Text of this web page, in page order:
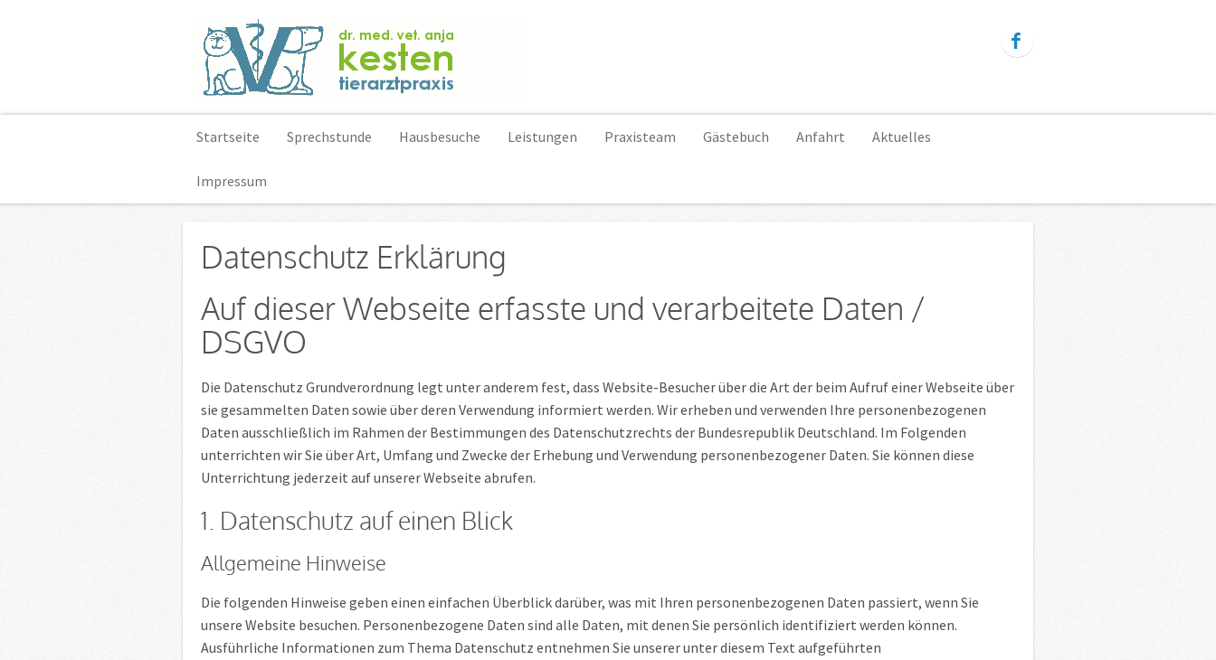
Startseite Sprechstunde Hausbesuche Leistungen Praxisteam Gästebuch Anfahrt Aktuelles
Impressum
Datenschutz Erklärung
Auf dieser Webseite erfasste und verarbeitete Daten /
DSGVO
Die Datenschutz Grundverordnung legt unter anderem fest, dass Website-Besucher über die Art der beim Aufruf einer Webseite über
sie gesammelten Daten sowie über deren Verwendung informiert werden. Wir erheben und verwenden Ihre personenbezogenen
Daten ausschließlich im Rahmen der Bestimmungen des Datenschutzrechts der Bundesrepublik Deutschland. Im Folgenden
unterrichten wir Sie über Art, Umfang und Zwecke der Erhebung und Verwendung personenbezogener Daten. Sie können diese
Unterrichtung jederzeit auf unserer Webseite abrufen.
1. Datenschutz auf einen Blick
Allgemeine Hinweise
Die folgenden Hinweise geben einen einfachen Überblick darüber, was mit Ihren personenbezogenen Daten passiert, wenn Sie
unsere Website besuchen. Personenbezogene Daten sind alle Daten, mit denen Sie persönlich identifiziert werden können.
Ausführliche Informationen zum Thema Datenschutz entnehmen Sie unserer unter diesem Text aufgeführten